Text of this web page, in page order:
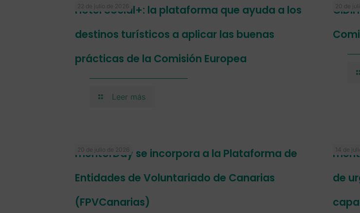
22 de julio de 2026
Hotel Social+: la plataforma que ayuda a los
destinos turísticos a aplicar las buenas
prácticas de la Comisión Europea
Leer más
20 de
20 de julio de 2026
mentorDay se incorpora a la Plataforma de
Entidades de Voluntariado de Canarias
(FPVCanarias)
14 de
de